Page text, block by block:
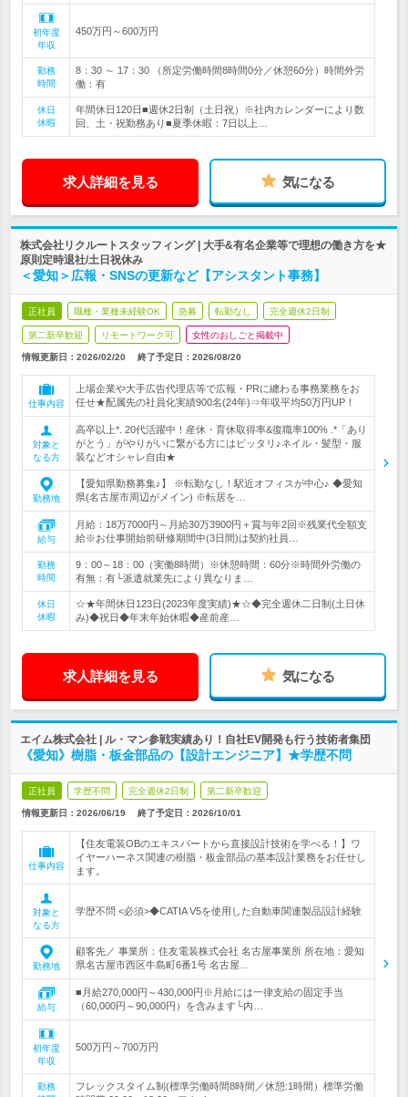
初年度
年収
450万円～600万円
勤務
時間
8：30 ～ 17：30 （所定労働時間8時間0分／休憩60分）時間外労
働：有
休日
休暇
年間休日120日■週休2日制（土日祝）※社内カレンダーにより数
回、土・祝勤務あり■夏季休暇：7日以上…
求人詳細を見る 気になる
株式会社リクルートスタッフィング | 大手&有名企業等で理想の働き方を★
原則定時退社/土日祝休み
＜愛知＞広報・SNSの更新など【アシスタント事務】
正社員 職種・業種未経験OK 急募 転勤なし 完全週休2日制
第二新卒歓迎 リモートワーク可 女性のおしごと掲載中
情報更新日：2026/02/20 終了予定日： 2026/08/20
仕事内容
上場企業や大手広告代理店等で広報・PRに纏わる事務業務をお
任せ★配属先の社員化実績900名(24年)⇒年収平均50万円UP！
対象と
なる方
高卒以上*. 20代活躍中！産休・育休取得率&復職率100% .*「あり
がとう」がやりがいに繋がる方にはピッタリ♪ネイル・髪型・服
装などオシャレ自由★
勤務地
【愛知県勤務募集♪】 ※転勤なし！駅近オフィスが中心♪ ◆愛知
県(名古屋市周辺がメイン) ※転居を…
給与
月給：18万7000円～月給30万3900円＋賞与年2回※残業代全額支
給※お仕事開始前研修期間中(3日間)は契約社員…
勤務
時間
9：00～18：00（実働8時間）※休憩時間：60分※時間外労働の
有無：有└派遣就業先により異なりま…
休日
休暇
☆★年間休日123日(2023年度実績)★☆◆完全週休二日制(土日休
み)◆祝日◆年末年始休暇◆産前産…
求人詳細を見る 気になる
エイム株式会社 | ル・マン参戦実績あり！自社EV開発も行う技術者集団
《愛知》樹脂・板金部品の【設計エンジニア】★学歴不問
正社員 学歴不問 完全週休2日制 第二新卒歓迎
情報更新日：2026/06/19 終了予定日： 2026/10/01
仕事内容
【住友電装OBのエキスパートから直接設計技術を学べる！】ワ
イヤーハーネス関連の樹脂・板金部品の基本設計業務をお任せし
ます。
対象と
なる方
学歴不問 <必須>◆CATIA V5を使用した自動車関連製品設計経験
勤務地
顧客先／ 事業所：住友電装株式会社 名古屋事業所 所在地：愛知
県名古屋市西区牛島町6番1号 名古屋…
給与
■月給270,000円～430,000円※月給には一律支給の固定手当
（60,000円～90,000円）を含みます└内…
初年度
年収
500万円～700万円
勤務
フレックスタイム制(標準労働時間8時間／休憩:1時間）標準労働